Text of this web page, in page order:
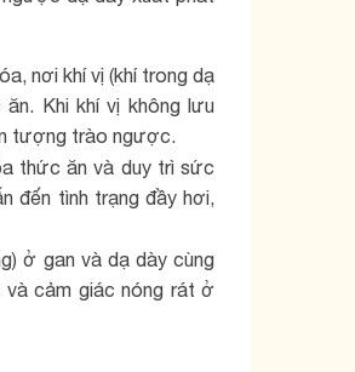
nơi khí vị (khí trong dạ
Khi khí vị không lưu
tượng trào ngược.
thức ăn và duy trì sức
đến tình trạng đầy hơi,
ở gan và dạ dày cùng
cảm giác nóng rát ở